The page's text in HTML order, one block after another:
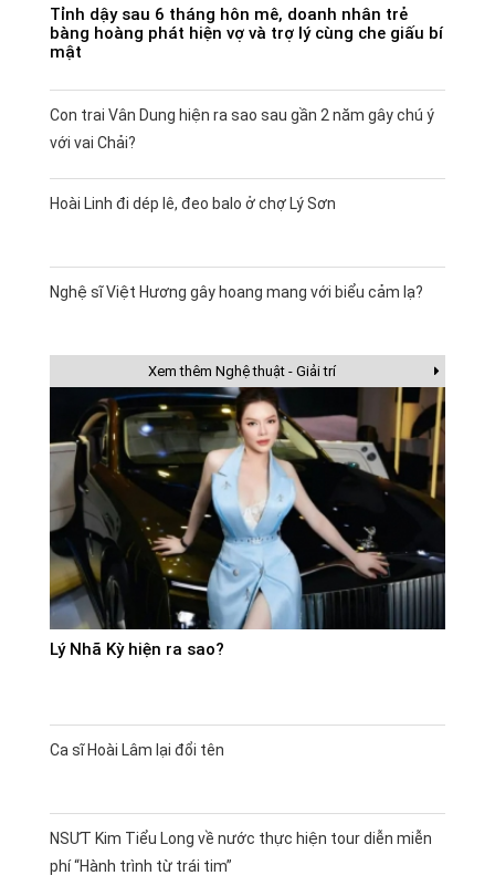
Tỉnh dậy sau 6 tháng hôn mê, doanh nhân trẻ
bàng hoàng phát hiện vợ và trợ lý cùng che giấu bí
mật
Con trai Vân Dung hiện ra sao sau gần 2 năm gây chú ý
với vai Chải?
Hoài Linh đi dép lê, đeo balo ở chợ Lý Sơn
Nghệ sĩ Việt Hương gây hoang mang với biểu cảm lạ?
Xem thêm Nghệ thuật - Giải trí
Lý Nhã Kỳ hiện ra sao?
Ca sĩ Hoài Lâm lại đổi tên
NSƯT Kim Tiểu Long về nước thực hiện tour diễn miễn
phí “Hành trình từ trái tim”